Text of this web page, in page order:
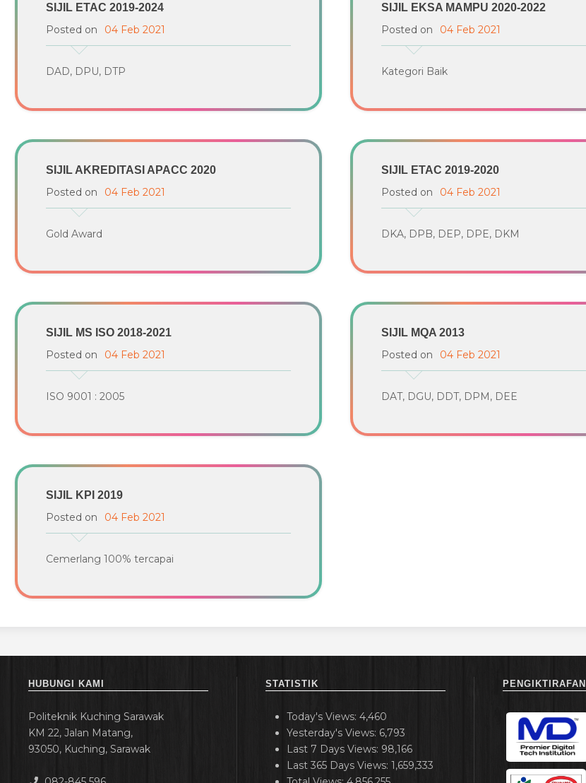
SIJIL ETAC 2019-2024
Posted on 04 Feb 2021
DAD, DPU, DTP
SIJIL EKSA MAMPU 2020-2022
Posted on 04 Feb 2021
Kategori Baik
SIJIL AKREDITASI APACC 2020
Posted on 04 Feb 2021
Gold Award
SIJIL ETAC 2019-2020
Posted on 04 Feb 2021
DKA, DPB, DEP, DPE, DKM
SIJIL MS ISO 2018-2021
Posted on 04 Feb 2021
ISO 9001 : 2005
SIJIL MQA 2013
Posted on 04 Feb 2021
DAT, DGU, DDT, DPM, DEE
SIJIL KPI 2019
Posted on 04 Feb 2021
Cemerlang 100% tercapai
HUBUNGI KAMI
Politeknik Kuching Sarawak
KM 22, Jalan Matang,
93050, Kuching, Sarawak
STATISTIK
Today's Views: 4,460
Yesterday's Views: 6,793
Last 7 Days Views: 98,166
Last 365 Days Views: 1,659,333
PENGIKTIRAFAN